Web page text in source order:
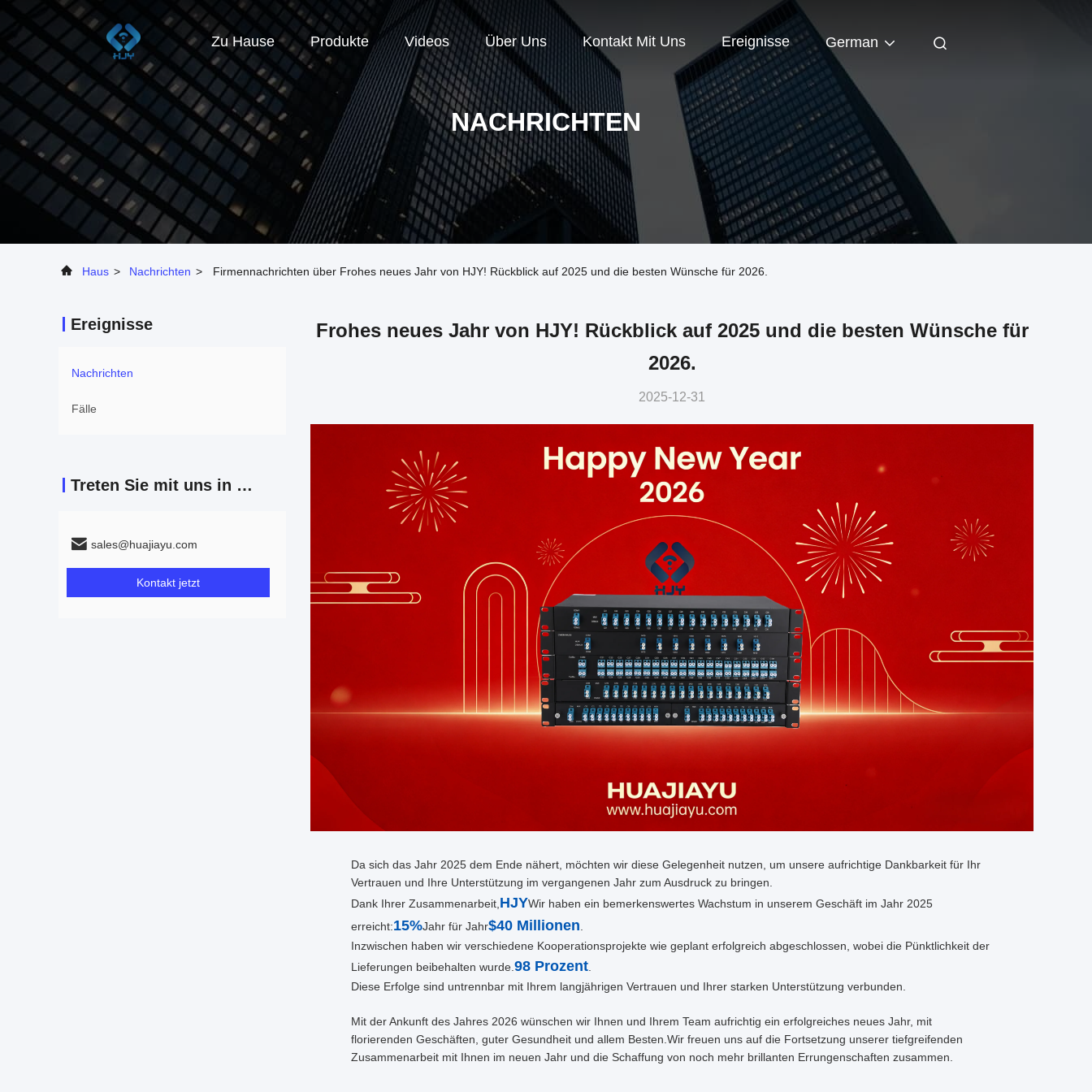
Zu Hause Produkte Videos Über Uns Kontakt Mit Uns Ereignisse German
NACHRICHTEN
Haus > Nachrichten > Firmennachrichten über Frohes neues Jahr von HJY! Rückblick auf 2025 und die besten Wünsche für 2026.
Ereignisse
Nachrichten
Fälle
Treten Sie mit uns in Verbindung
sales@huajiayu.com
Kontakt jetzt
Frohes neues Jahr von HJY! Rückblick auf 2025 und die besten Wünsche für
2026.
2025-12-31
Da sich das Jahr 2025 dem Ende nähert, möchten wir diese Gelegenheit nutzen, um unsere aufrichtige Dankbarkeit für Ihr
Vertrauen und Ihre Unterstützung im vergangenen Jahr zum Ausdruck zu bringen.
Dank Ihrer Zusammenarbeit, HJYWir haben ein bemerkenswertes Wachstum in unserem Geschäft im Jahr 2025
erreicht:15%Jahr für Jahr$40 Millionen
Inzwischen haben wir verschiedene Kooperationsprojekte wie geplant erfolgreich abgeschlossen, wobei die Pünktlichkeit der
Lieferungen beibehalten wurde. 98 Prozent
Diese Erfolge sind untrennbar mit Ihrem langjährigen Vertrauen und Ihrer starken Unterstützung verbunden.
Mit der Ankunft des Jahres 2026 wünschen wir Ihnen und Ihrem Team aufrichtig ein erfolgreiches neues Jahr, mit
florierenden Geschäften, guter Gesundheit und allem Besten.Wir freuen uns auf die Fortsetzung unserer tiefgreifenden
Zusammenarbeit mit Ihnen im neuen Jahr und die Schaffung von noch mehr brillanten Errungenschaften zusammen.